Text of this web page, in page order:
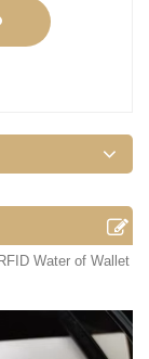
Water of Wallet